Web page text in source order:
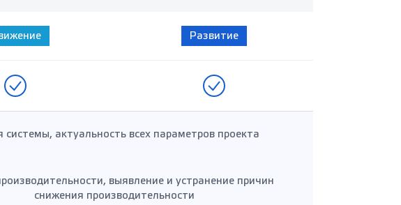
Развитие
актуальность всех параметров проекта
выявление и устранение причин
снижения производительности